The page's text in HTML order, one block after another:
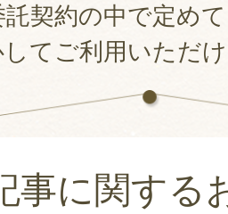
託契約の中で定め
てご利用いただ
事に関する